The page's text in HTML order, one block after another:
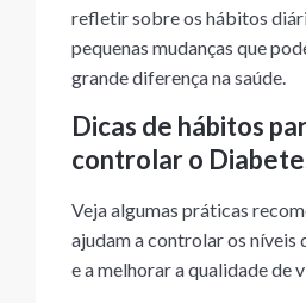
refletir sobre os hábitos
pequenas mudanças que
grande diferença na saúde.
Dicas de hábitos
controlar o
Veja algumas práticas
ajudam a controlar os níveis
e a melhorar a qualidade de